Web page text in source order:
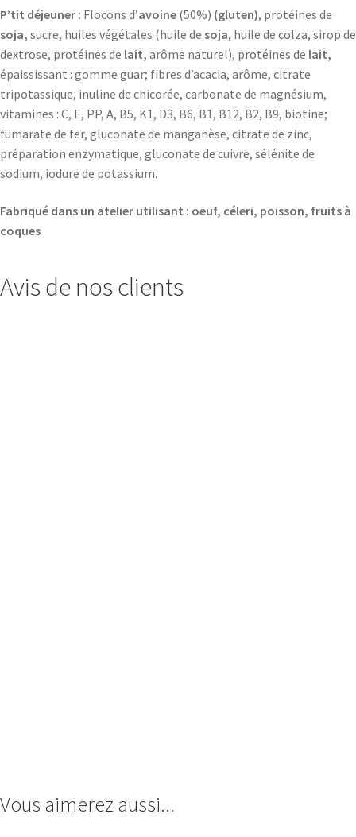
P’tit déjeuner : Flocons d’avoine (50%) (gluten), protéines de
soja, sucre, huiles végétales (huile de soja, huile de colza, sirop de
dextrose, protéines de lait, arôme naturel), protéines de lait,
épaississant : gomme guar; fibres d’acacia, arôme, citrate
tripotassique, inuline de chicorée, carbonate de magnésium,
vitamines : C, E, PP, A, B5, K1, D3, B6, B1, B12, B2, B9, biotine;
fumarate de fer, gluconate de manganèse, citrate de zinc,
préparation enzymatique, gluconate de cuivre, sélénite de
sodium, iodure de potassium.
Fabriqué dans un atelier utilisant : oeuf, céleri, poisson, fruits à
coques
Avis de nos clients
Vous aimerez aussi...